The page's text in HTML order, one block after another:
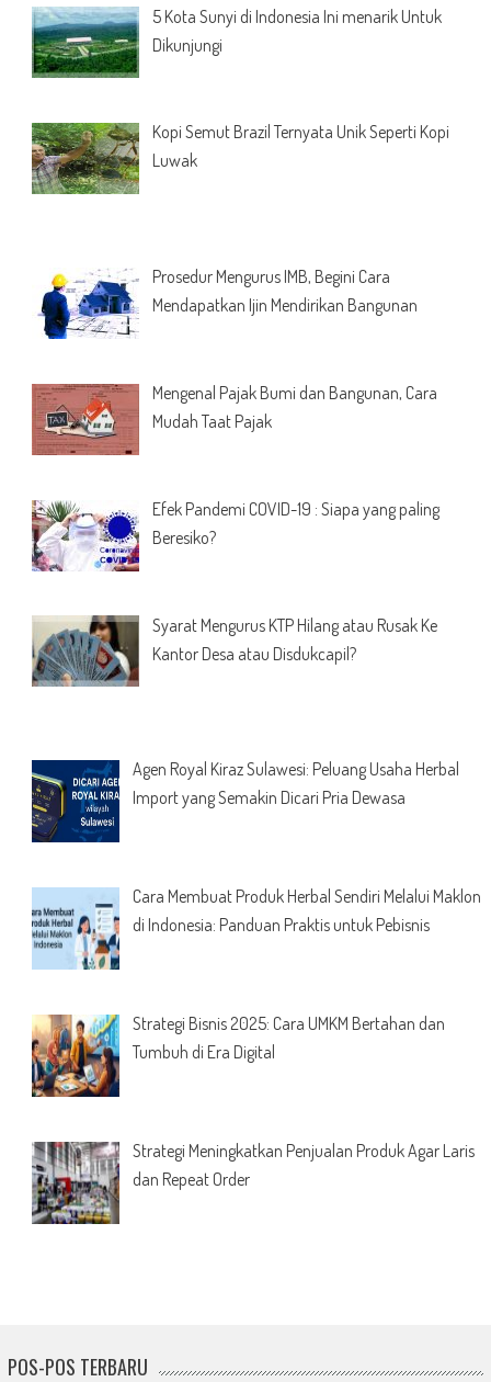
5 Kota Sunyi di Indonesia Ini menarik Untuk
Dikunjungi
Kopi Semut Brazil Ternyata Unik Seperti Kopi
Luwak
Prosedur Mengurus IMB, Begini Cara
Mendapatkan Ijin Mendirikan Bangunan
Mengenal Pajak Bumi dan Bangunan, Cara
Mudah Taat Pajak
Efek Pandemi COVID-19 : Siapa yang paling
Beresiko?
Syarat Mengurus KTP Hilang atau Rusak Ke
Kantor Desa atau Disdukcapil?
Agen Royal Kiraz Sulawesi: Peluang Usaha Herbal
Import yang Semakin Dicari Pria Dewasa
Cara Membuat Produk Herbal Sendiri Melalui Maklon
di Indonesia: Panduan Praktis untuk Pebisnis
Strategi Bisnis 2025: Cara UMKM Bertahan dan
Tumbuh di Era Digital
Strategi Meningkatkan Penjualan Produk Agar Laris
dan Repeat Order
POS-POS TERBARU